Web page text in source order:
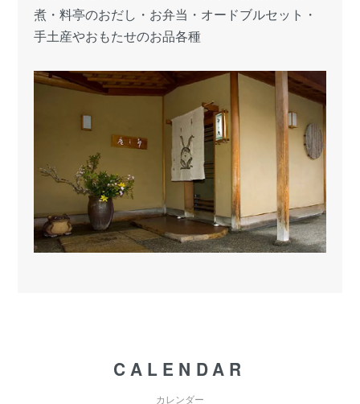
煮・料亭のおだし・お弁当・オードブルセット・
手土産やおもたせのお品各種
CALENDAR
カレンダー